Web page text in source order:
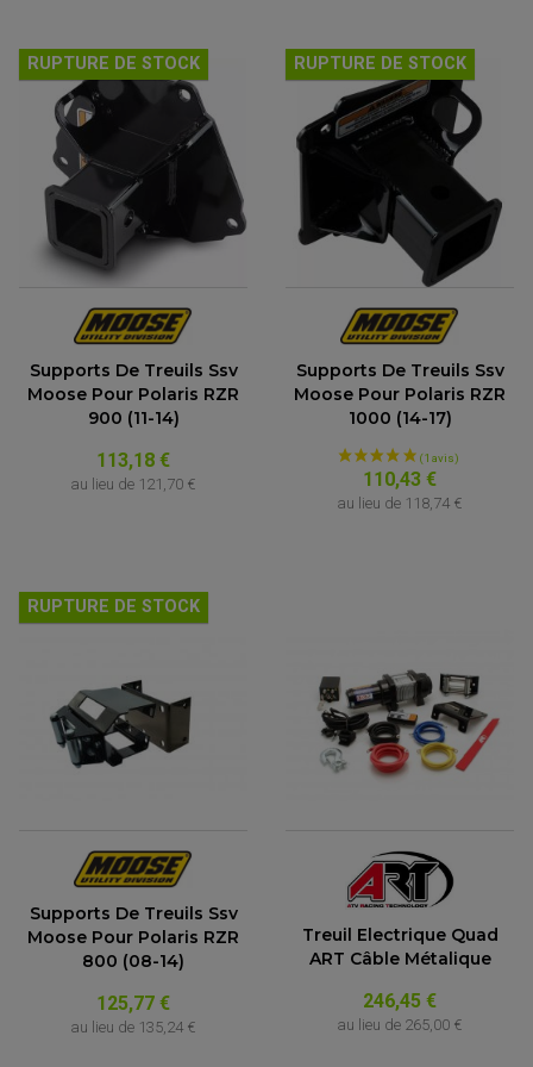
RETROVISEUR MOTO TYPE ORIGINE
SÉLECTEUR DE VITESSE
GALET DE VARIATEUR
COURROIE
VARIATEUR SCOOTER
POMPE A ESSENCE
RUPTURE DE STOCK
Supports De Treuils Ssv
Moose Pour Polaris RZR
900 (11-14)
113,18 €
au lieu de 121,70 €
RUPTURE DE STOCK
Supports De Treuils Ssv
Moose Pour Polaris RZR
1000 (14-17)
110,43 €
au lieu de 118,74 €
RUPTURE DE STOCK
Supports De Treuils Ssv
Moose Pour Polaris RZR
800 (08-14)
125,77 €
au lieu de 135,24 €
Treuil Electrique Quad
ART Câble Métalique
246,45 €
au lieu de 265,00 €